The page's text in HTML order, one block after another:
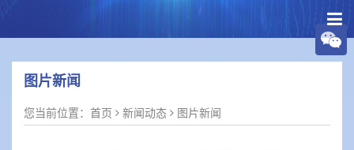
图片新闻
您当前位置： 首页 新闻动态 图片新闻